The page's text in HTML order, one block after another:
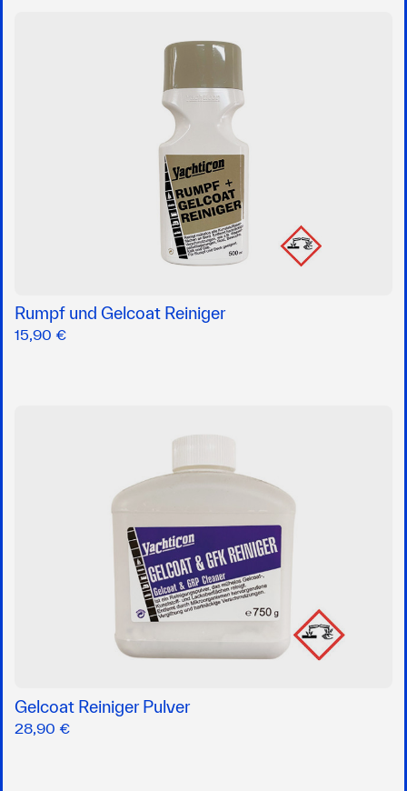
Rumpf und Gelcoat Reiniger
15,90 €
Gelcoat Reiniger Pulver
28,90 €